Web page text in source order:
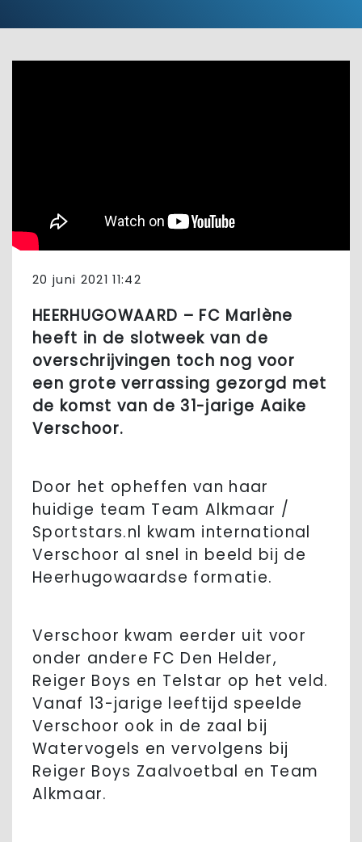
20 juni 2021 11:42
HEERHUGOWAARD – FC Marlène
heeft in de slotweek van de
overschrijvingen toch nog voor
een grote verrassing gezorgd met
de komst van de 31-jarige Aaike
Verschoor.
Door het opheffen van haar
huidige team Team Alkmaar /
Sportstars.nl kwam international
Verschoor al snel in beeld bij de
Heerhugowaardse formatie.
Verschoor kwam eerder uit voor
onder andere FC Den Helder,
Reiger Boys en Telstar op het veld.
Vanaf 13-jarige leeftijd speelde
Verschoor ook in de zaal bij
Watervogels en vervolgens bij
Reiger Boys Zaalvoetbal en Team
Alkmaar.